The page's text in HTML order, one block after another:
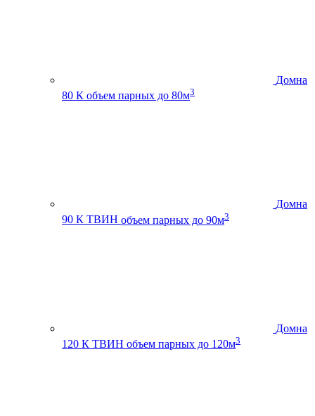
Домна
80 К объем парных до 80м3
Домна
90 К ТВИН объем парных до 90м3
Домна
120 К ТВИН объем парных до 120м3